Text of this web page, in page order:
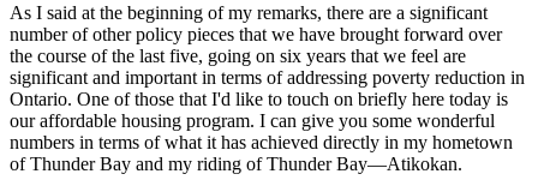
As I said at the beginning of my remarks, there are a significant
number of other policy pieces that we have brought forward over
the course of the last five, going on six years that we feel are
significant and important in terms of addressing poverty reduction in
Ontario. One of those that I'd like to touch on briefly here today is
our affordable housing program. I can give you some wonderful
numbers in terms of what it has achieved directly in my hometown
of Thunder Bay and my riding of Thunder Bay—Atikokan.